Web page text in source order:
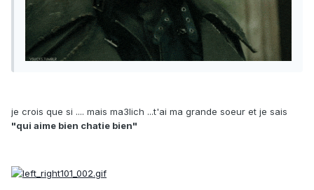
je crois que si .... mais ma3lich ...t'ai ma grande soeur et je sais
"qui aime bien chatie bien"